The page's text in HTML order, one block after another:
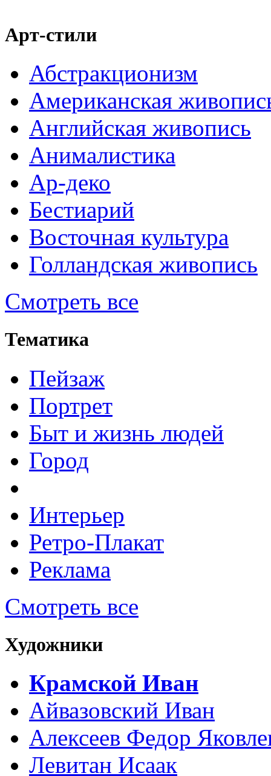
Арт-стили
Абстракционизм
Американская
Английская живопись
Анималистика
Ар-деко
Бестиарий
Восточная культура
Голландская живопись
Смотреть все
Тематика
Пейзаж
Портрет
Быт и жизнь людей
Город
Интерьер
Ретро-Плакат
Реклама
Смотреть все
Художники
Крамской Иван
Айвазовский Иван
Алексеев Федор
Левитан Исаак